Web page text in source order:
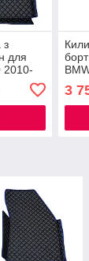
з
для
2010-
3